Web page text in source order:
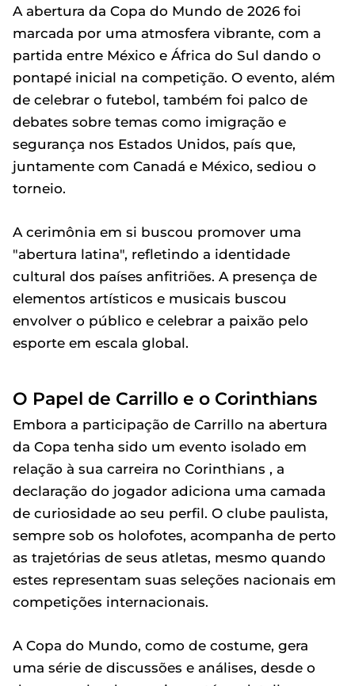
A abertura da Copa do Mundo de 2026 foi
marcada por uma atmosfera vibrante, com a
partida entre México e África do Sul dando o
pontapé inicial na competição. O evento, além
de celebrar o futebol, também foi palco de
debates sobre temas como imigração e
segurança nos Estados Unidos, país que,
juntamente com Canadá e México, sediou o
torneio.
A cerimônia em si buscou promover uma
"abertura latina", refletindo a identidade
cultural dos países anfitriões. A presença de
elementos artísticos e musicais buscou
envolver o público e celebrar a paixão pelo
esporte em escala global.
O Papel de Carrillo e o Corinthians
Embora a participação de Carrillo na abertura
da Copa tenha sido um evento isolado em
relação à sua carreira no Corinthians , a
declaração do jogador adiciona uma camada
de curiosidade ao seu perfil. O clube paulista,
sempre sob os holofotes, acompanha de perto
as trajetórias de seus atletas, mesmo quando
estes representam suas seleções nacionais em
competições internacionais.
A Copa do Mundo, como de costume, gera
uma série de discussões e análises, desde o